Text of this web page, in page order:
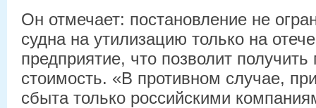
Он отмечает: постановление не
судна на утилизацию только на
предприятие, что позволит
стоимость. «В противном случае,
сбыта только российскими